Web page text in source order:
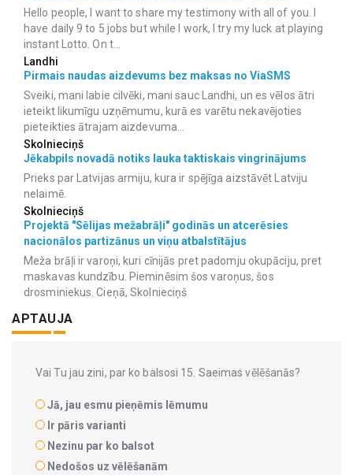
Hello people, I want to share my testimony with all of you. I
have daily 9 to 5 jobs but while I work, I try my luck at playing
instant Lotto. On t...
Landhi
Pirmais naudas aizdevums bez maksas no ViaSMS
Sveiki, mani labie cilvēki, mani sauc Landhi, un es vēlos ātri
ieteikt likumīgu uzņēmumu, kurā es varētu nekavējoties
pieteikties ātrajam aizdevuma...
Skolnieciņš
Jēkabpils novadā notiks lauka taktiskais vingrinājums
Prieks par Latvijas armiju, kura ir spējīga aizstāvēt Latviju
nelaimē.
Skolnieciņš
Projektā "Sēlijas mežabrāļi" godinās un atcerēsies
nacionālos partizānus un viņu atbalstītājus
Meža brāļi ir varoņi, kuri cīnijās pret padomju okupāciju, pret
maskavas kundzību. Pieminēsim šos varoņus, šos
drosminiekus. Cieņā, Skolnieciņš
APTAUJA
Vai Tu jau zini, par ko balsosi 15. Saeimas vēlēšanās?
Jā, jau esmu pieņēmis lēmumu
Ir pāris varianti
Nezinu par ko balsot
Nedošos uz vēlēšanām